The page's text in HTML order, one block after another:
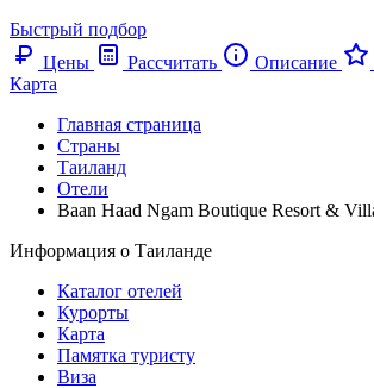
Быстрый подбор
Цены
Рассчитать Описание
Карта
Главная страница
Cтраны
Таиланд
Отели
Baan Haad Ngam Boutique Resort &
Информация о Таиланде
Каталог отелей
Курорты
Карта
Памятка туристу
Виза